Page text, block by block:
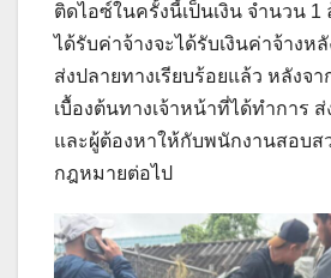
ติดไอซ์ในครั้งนี้เป็นเงิน จำนวน 1
ได้รับค่าจ้างจะได้รับเงินค่าจ้างห
ส่งปลายทางเรียบร้อยแล้ว หลังจ
เบื้องต้นทางเจ้าหน้าที่ได้ทำการ
และผู้ต้องหาให้กับพนักงานสอบส
กฎหมายต่อไป